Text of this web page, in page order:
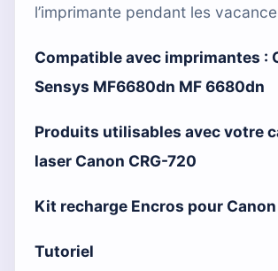
l’imprimante pendant les
Compatible avec imprimantes :
Sensys MF6680dn MF 6680dn
Produits utilisables avec votre
laser Canon CRG-720
Kit recharge Encros pour Canon
Tutoriel